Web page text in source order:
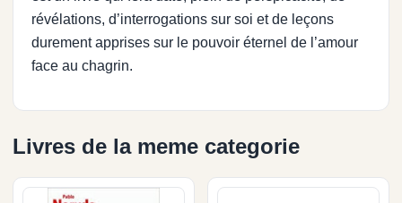
révélations, d’interrogations sur soi et de leçons
durement apprises sur le pouvoir éternel de l’amour
face au chagrin.
Livres de la meme categorie